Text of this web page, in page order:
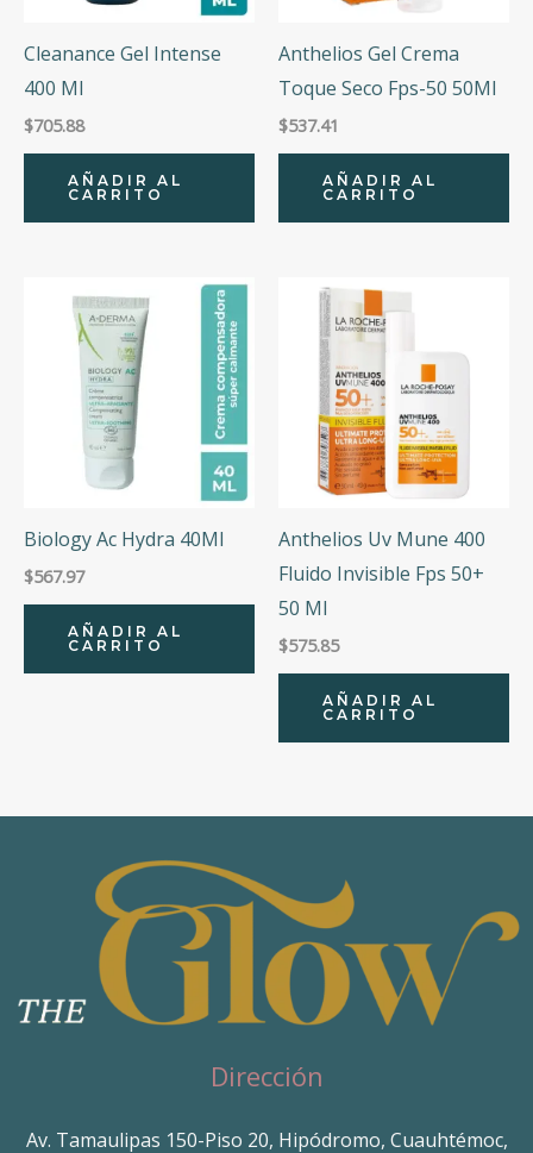
Cleanance Gel Intense
400 Ml
$705.88
AÑADIR AL
CARRITO
Anthelios Gel Crema
Toque Seco Fps-50 50Ml
$537.41
AÑADIR AL
CARRITO
Biology Ac Hydra 40Ml
$567.97
AÑADIR AL
CARRITO
Anthelios Uv Mune 400
Fluido Invisible Fps 50+
50 Ml
$575.85
AÑADIR AL
CARRITO
Dirección
Av. Tamaulipas 150-Piso 20, Hipódromo, Cuauhtémoc,